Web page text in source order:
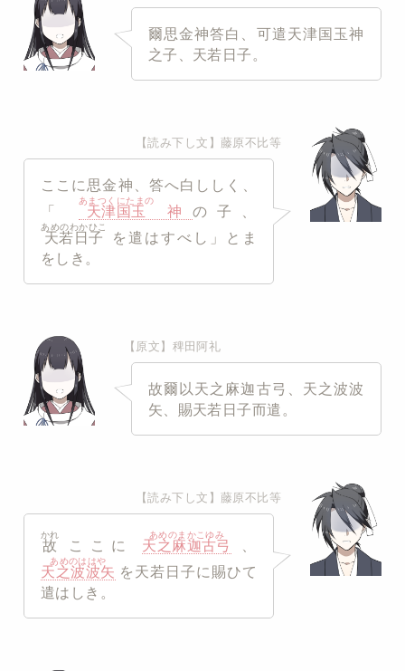
爾思金神答白、可遣天津国玉神
之子、天若日子。
【読み下し文】藤原不比等
ここに思金神、答へ白ししく、
「
天津国玉
あまつくにたまの
神 の子、
天若日子
あめのわかひこ
をしき。
【原文】稗田阿礼
故爾以天之麻迦古弓、天之波波
矢、賜天若日子而遣。
【読み下し文】藤原不比等
故
かれ
ここに 天之麻迦古弓
あめのまかこゆみ
天之波波矢
あめのははや
遣はしき。